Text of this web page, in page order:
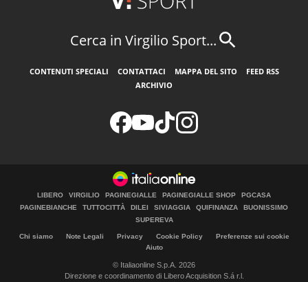
Cerca in Virgilio Sport...
CONTENUTI SPECIALI CONTATTACI MAPPA DEL SITO
FEED RSS
ARCHIVIO
LIBERO VIRGILIO PAGINEGIALLE PAGINEGIALLE SHOP
PGCASA
PAGINEBIANCHE
TUTTOCITTÀ DILEI SIVIAGGIA QUIFINANZA
BUONISSIMO
SUPEREVA
Chi siamo Note Legali Privacy Cookie Policy
Preferenze sui cookie
Aiuto
© Italiaonline S.p.A. 2026
Direzione e coordinamento di Libero Acquisition S.á r.l.